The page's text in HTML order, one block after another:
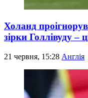
Холанд
зірки Голлівуду –
21 червня, 15:28 Англія